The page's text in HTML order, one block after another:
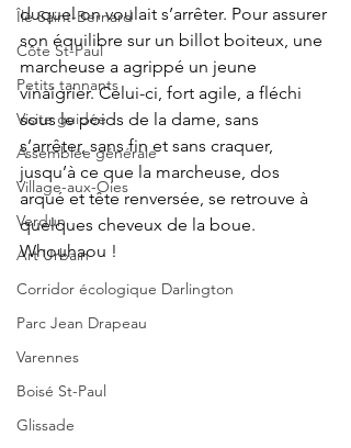
Île Saint-Bernard
Côte St-Paul
Petits tannants
Visite guidée
Assemblée générale
Village-aux-Oies
Verdun
Art Urbain
Corridor écologique Darlington
Parc Jean Drapeau
Varennes
Boisé St-Paul
Glissade
duquel on voulait s’arrêter. Pour assurer
son équilibre sur un billot boiteux, une
marcheuse a agrippé un jeune
vinaigrier. Celui-ci, fort agile, a fléchi
sous le poids de la dame, sans
s’arrêter, sans fin et sans craquer,
jusqu’à ce que la marcheuse, dos
arqué et tête renversée, se retrouve à
quelques cheveux de la boue.
Whouhaou !